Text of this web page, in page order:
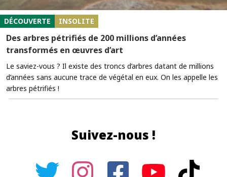
DÉCOUVERTE INSOLITE
Des arbres pétrifiés de 200 millions d’années
transformés en œuvres d’art
Le saviez-vous ? Il existe des troncs d’arbres datant de millions
d’années sans aucune trace de végétal en eux. On les appelle les
arbres pétrifiés !
Suivez-nous !